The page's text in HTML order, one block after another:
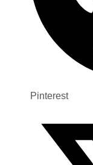
Pinterest